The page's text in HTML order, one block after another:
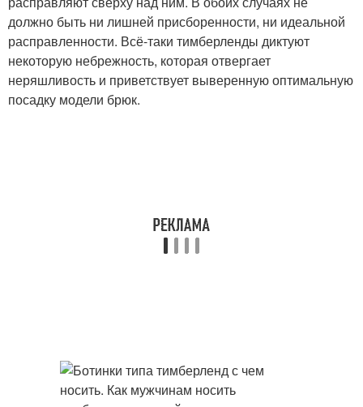
должно быть ни лишней присборенности, ни идеальной
расправленности. Всё-таки тимберленды диктуют
некоторую небрежность, которая отвергает
неряшливость и приветствует выверенную оптимальную
посадку модели брюк.